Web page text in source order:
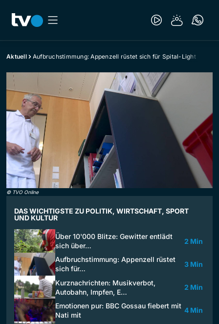
Aktuell Aufbruchstimmung: Appenzell rüstet sich für Spital-Light
© TVO Online
DAS WICHTIGSTE ZU POLITIK, WIRTSCHAFT, SPORT
UND KULTUR
Über 10'000 Blitze: Gewitter entlädt
sich über…
2 Min
Aufbruchstimmung: Appenzell rüstet
sich für…
3 Min
Kurznachrichten: Musikverbot,
Autobahn, Impfen, E…
2 Min
Emotionen pur: BBC Gossau fiebert mit
Nati mit
4 Min